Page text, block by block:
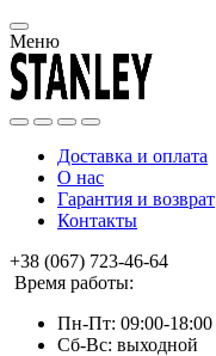
Меню
Доставка и оплата
О нас
Гарантия и возврат
Контакты
+38 (067) 723-46-64
Время работы:
Пн-Пт: 09:00-18:00
Сб-Вс: выходной